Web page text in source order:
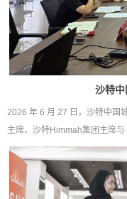
沙特
2026 年 6 月 27 日，沙特中国
主席、沙特Himmah集团主席